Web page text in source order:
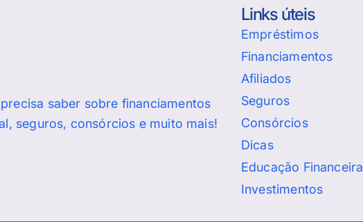
saber sobre financiamentos
seguros, consórcios e muito mais!
Links úteis
Empréstimos
Financiamentos
Afiliados
Seguros
Consórcios
Dicas
Educação Financeira
Investimentos